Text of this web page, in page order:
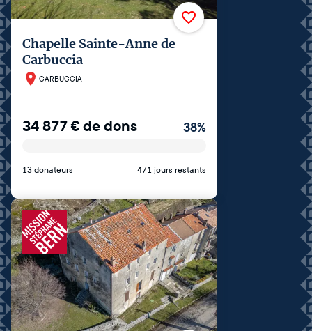
Chapelle Sainte-Anne de
Carbuccia
CARBUCCIA
34 877€de dons 38%
13 donateurs 471 jours restants